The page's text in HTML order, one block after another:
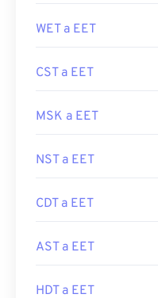
WET a EET
CST a EET
MSK a EET
NST a EET
CDT a EET
AST a EET
HDT a EET